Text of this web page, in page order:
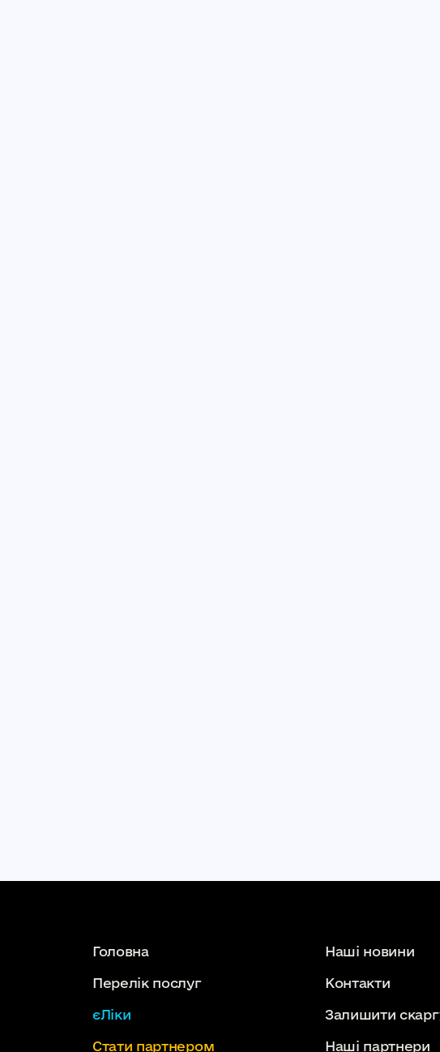
Головна Наші новини
Перелік послуг Контакти
єЛіки Залишити
Стати партнером Наші партнери